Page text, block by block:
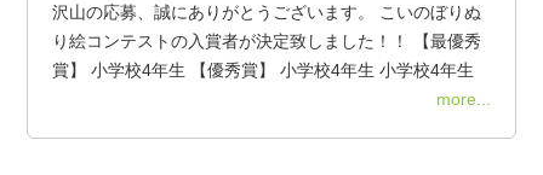
沢山の応募、誠にありがとうございます。 こいのぼりぬ
り絵コンテストの入賞者が決定致しました！！ 【最優秀
賞】 小学校4年生 【優秀賞】 小学校4年生 小学校4年生
more...